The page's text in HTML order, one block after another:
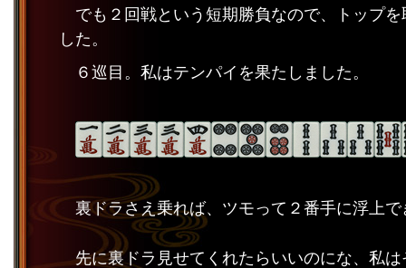
でも２回戦という短期勝負なので、トップ
した。
６巡目。私はテンパイを果たしました。
裏ドラさえ乗れば、ツモって２番手に浮上
先に裏ドラ見せてくれたらいいのにな、私